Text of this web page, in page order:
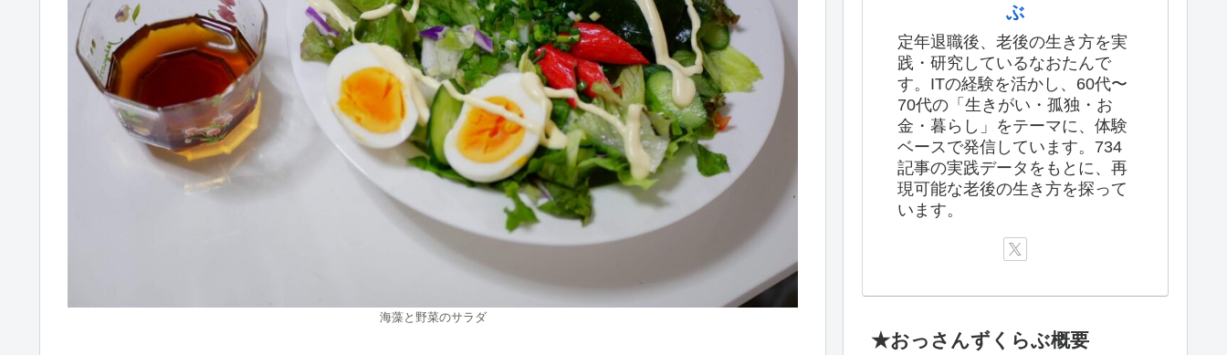
海藻と野菜のサラダ
ぶ
定年退職後、老後の生き方を実
践・研究しているなおたんで
す。ITの経験を活かし、60代〜
70代の「生きがい・孤独・お
金・暮らし」をテーマに、体験
ベースで発信しています。734
記事の実践データをもとに、再
現可能な老後の生き方を探って
います。
★おっさんずくらぶ概要